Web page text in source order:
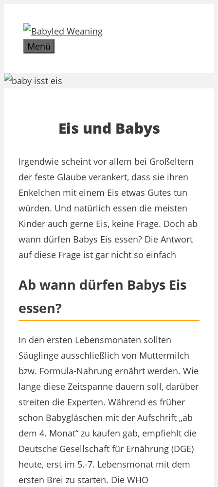
Inhalt
springenMenü
Eis und Babys
Irgendwie scheint vor allem bei Großeltern
der feste Glaube verankert, dass sie ihren
Enkelchen mit einem Eis etwas Gutes tun
würden. Und natürlich essen die meisten
Kinder auch gerne Eis, keine Frage. Doch ab
wann dürfen Babys Eis essen? Die Antwort
auf diese Frage ist gar nicht so einfach
Ab wann dürfen Babys Eis
essen?
In den ersten Lebensmonaten sollten
Säuglinge ausschließlich von Muttermilch
bzw. Formula-Nahrung ernährt werden. Wie
lange diese Zeitspanne dauern soll, darüber
streiten die Experten. Während es früher
schon Babygläschen mit der Aufschrift „ab
dem 4. Monat“ zu kaufen gab, empfiehlt die
Deutsche Gesellschaft für Ernährung (DGE)
heute, erst im 5.-7. Lebensmonat mit dem
ersten Brei zu starten. Die WHO